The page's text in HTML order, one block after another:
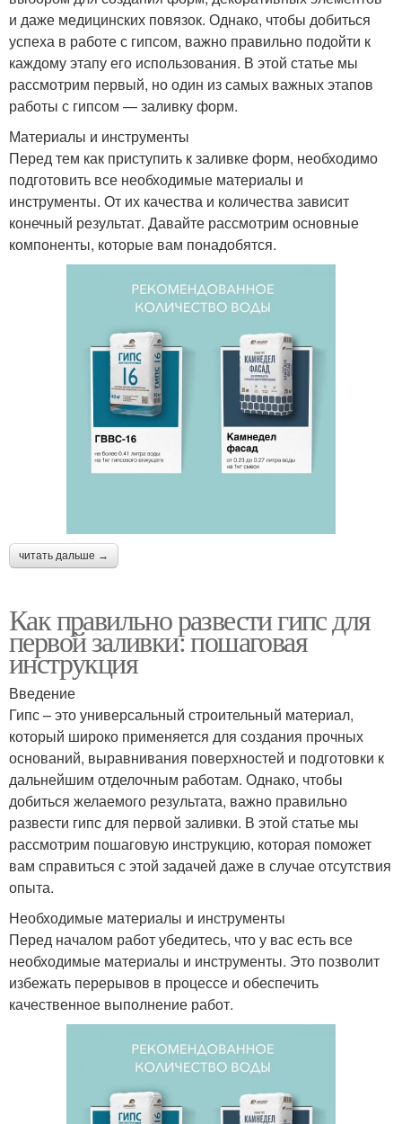
и даже медицинских повязок. Однако, чтобы добиться
успеха в работе с гипсом, важно правильно подойти к
каждому этапу его использования. В этой статье мы
рассмотрим первый, но один из самых важных этапов
работы с гипсом — заливку форм.
Материалы и инструменты
Перед тем как приступить к заливке форм, необходимо
подготовить все необходимые материалы и
инструменты. От их качества и количества зависит
конечный результат. Давайте рассмотрим основные
компоненты, которые вам понадобятся.
читать дальше →
Как правильно развести гипс для
первой заливки: пошаговая
инструкция
Введение
Гипс – это универсальный строительный материал,
который широко применяется для создания прочных
оснований, выравнивания поверхностей и подготовки к
дальнейшим отделочным работам. Однако, чтобы
добиться желаемого результата, важно правильно
развести гипс для первой заливки. В этой статье мы
рассмотрим пошаговую инструкцию, которая поможет
вам справиться с этой задачей даже в случае отсутствия
опыта.
Необходимые материалы и инструменты
Перед началом работ убедитесь, что у вас есть все
необходимые материалы и инструменты. Это позволит
избежать перерывов в процессе и обеспечить
качественное выполнение работ.